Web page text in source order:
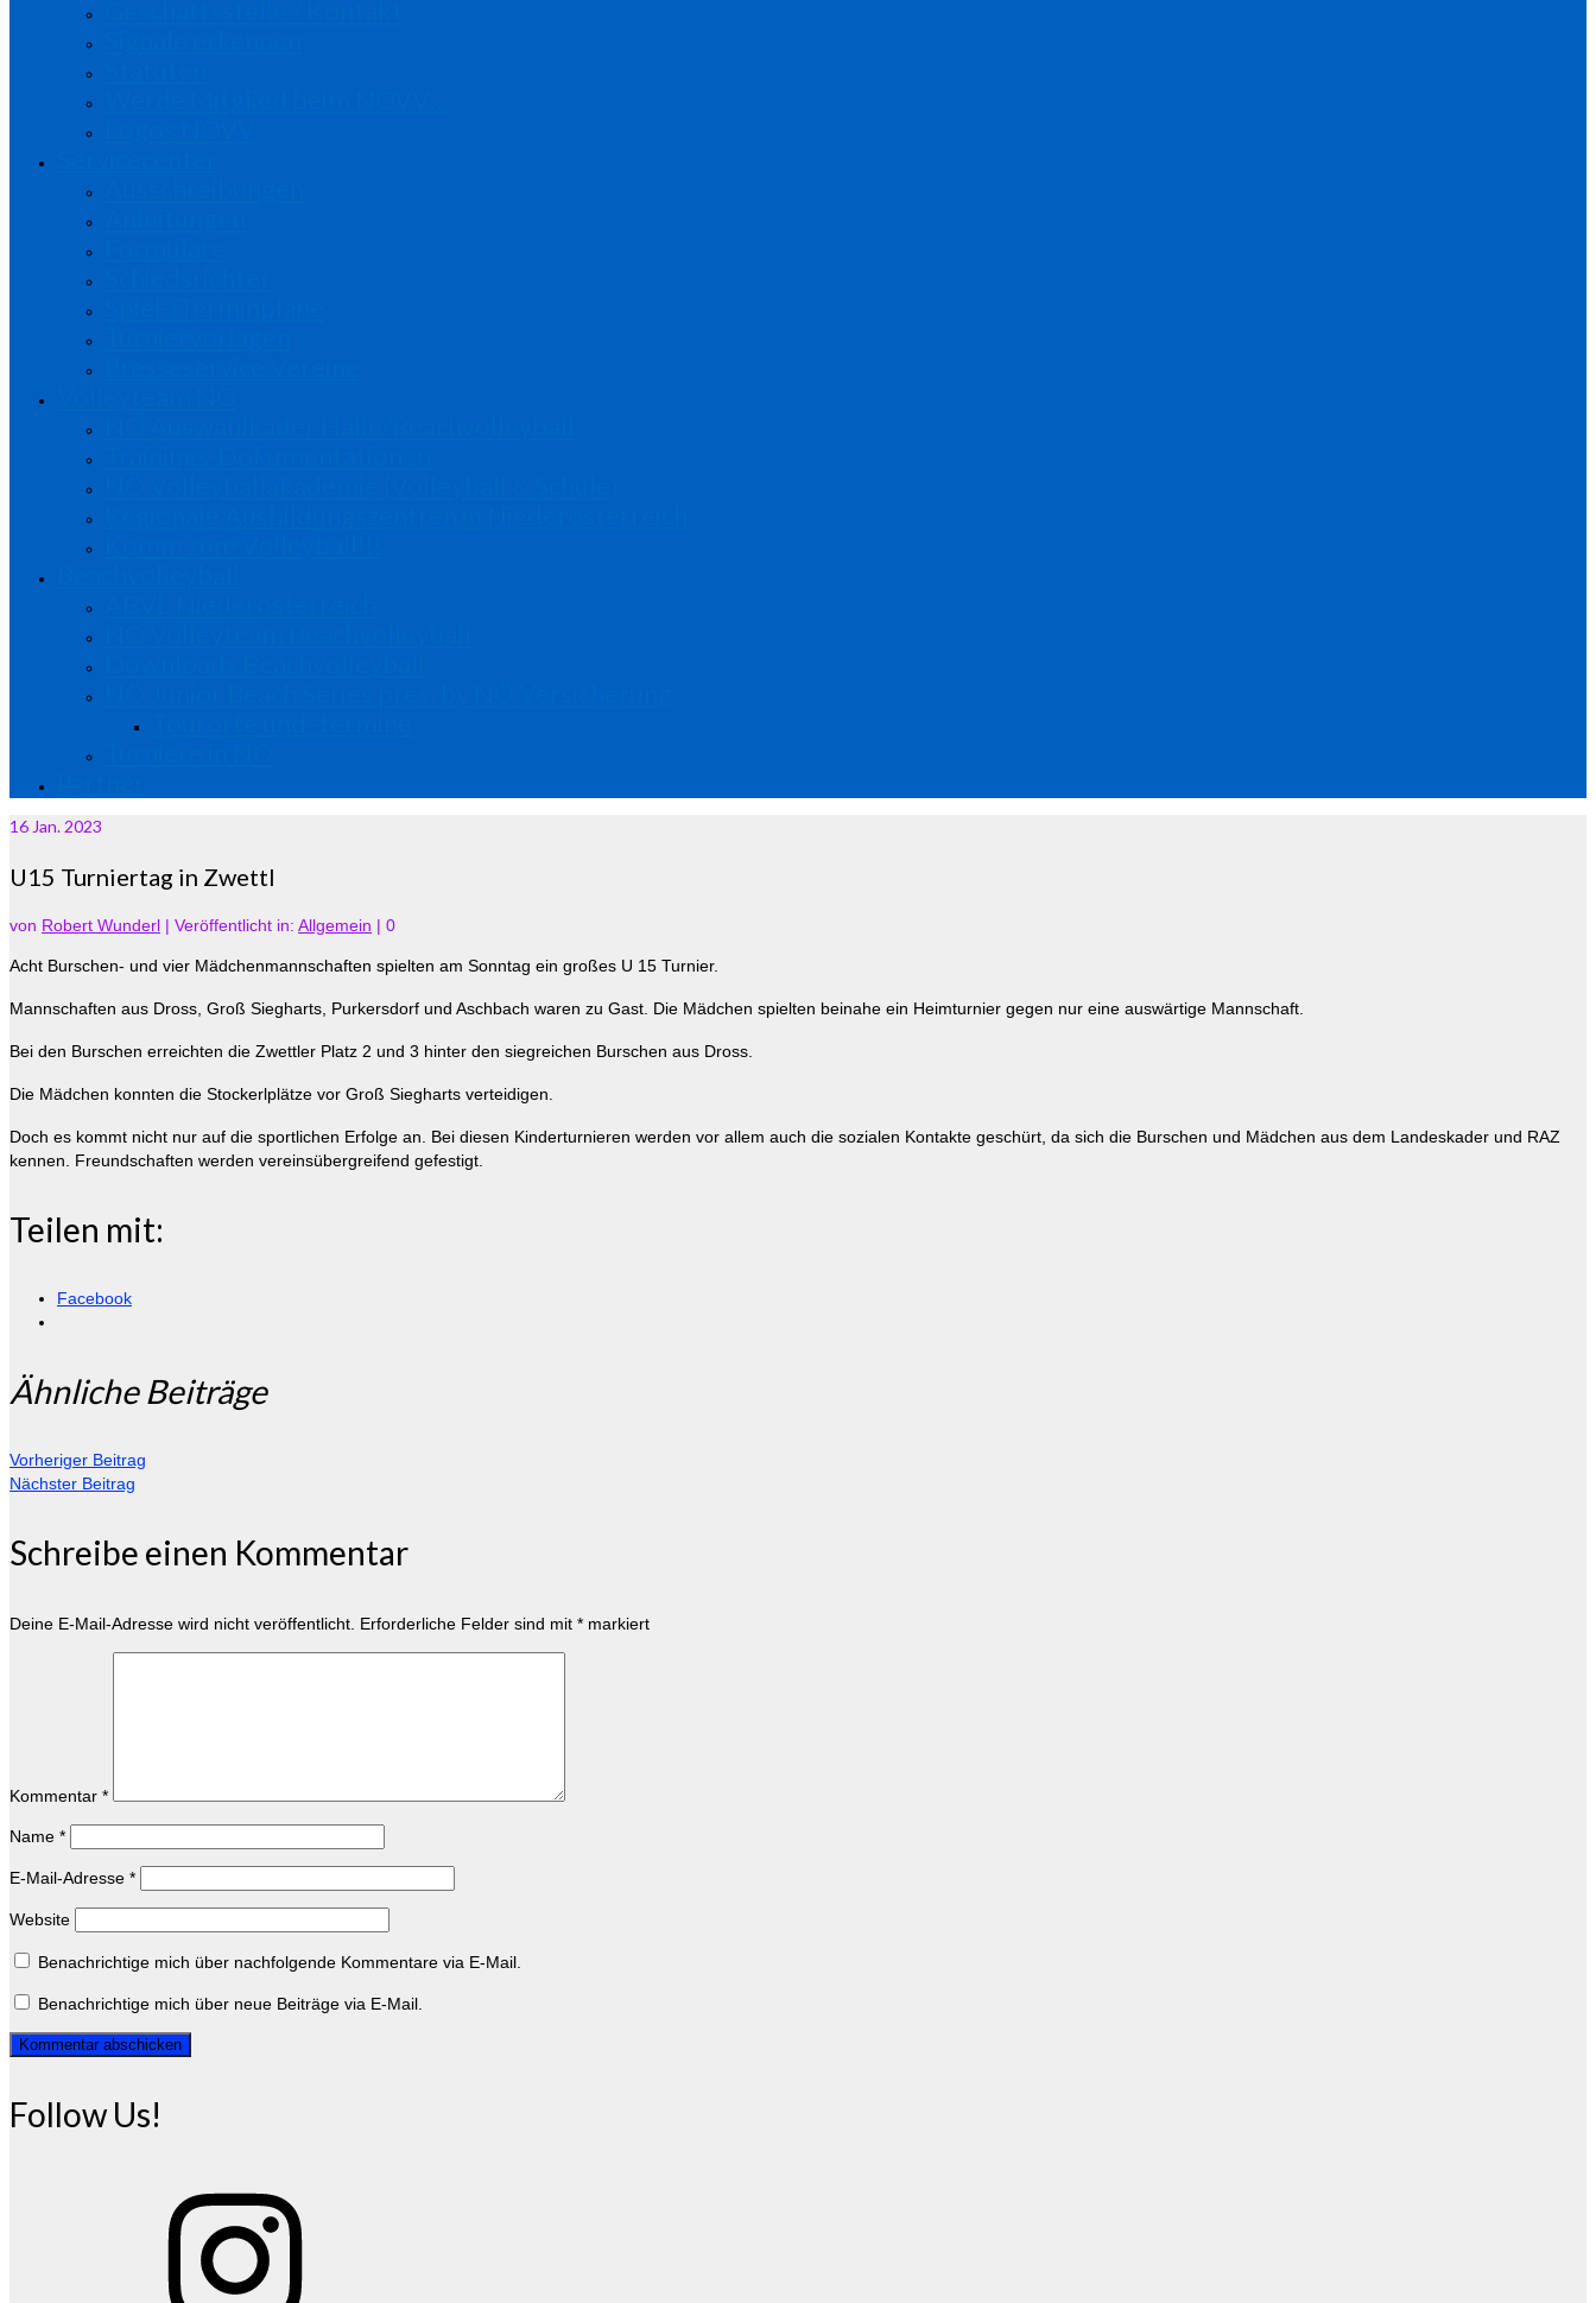
16 Jan. 2023
U15 Turniertag in Zwettl
von Robert Wunderl | Veröffentlicht in: Allgemein | 0
Acht Burschen- und vier Mädchenmannschaften spielten am Sonntag ein großes U 15 Turnier.
Mannschaften aus Dross, Groß Siegharts, Purkersdorf und Aschbach waren zu Gast. Die Mädchen spielten beinahe ein Heimturnier gegen nur eine auswärtige Mannschaft.
Bei den Burschen erreichten die Zwettler Platz 2 und 3 hinter den siegreichen Burschen aus Dross.
Die Mädchen konnten die Stockerlplätze vor Groß Siegharts verteidigen.
Doch es kommt nicht nur auf die sportlichen Erfolge an. Bei diesen Kinderturnieren werden vor allem auch die sozialen Kontakte geschürt, da sich die Burschen und Mädchen aus dem Landeskader und RAZ
kennen. Freundschaften werden vereinsübergreifend gefestigt.
Teilen mit:
Facebook
Ähnliche Beiträge
Vorheriger Beitrag
Nächster Beitrag
Schreibe einen Kommentar
Deine E-Mail-Adresse wird nicht veröffentlicht. Erforderliche Felder sind mit * markiert
Kommentar *
Name *
E-Mail-Adresse *
Website
Benachrichtige mich über nachfolgende Kommentare via E-Mail.
Benachrichtige mich über neue Beiträge via E-Mail.
Follow Us!